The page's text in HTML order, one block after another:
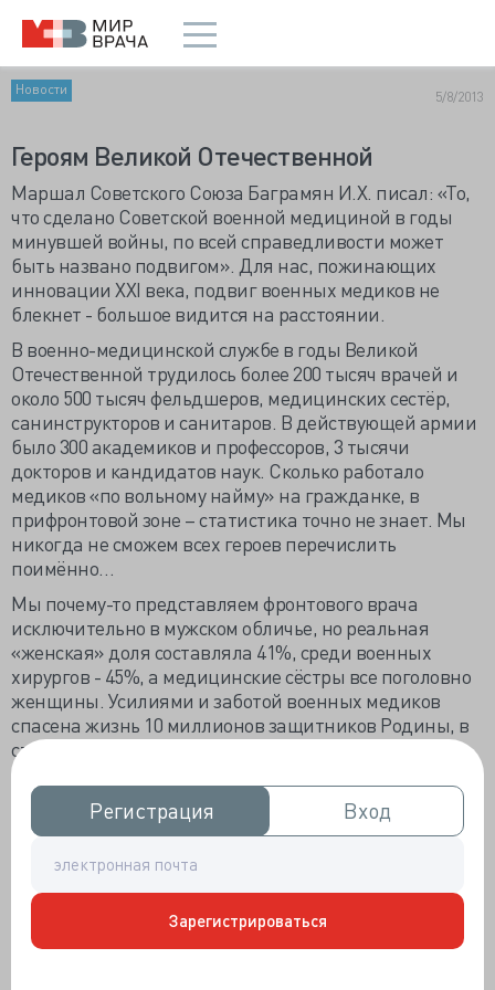
Регистрация
Регистрация Вход
Вход
Зарегистрироваться
Новости 5/8/2013
Героям Великой Отечественной
Маршал Советского Союза Баграмян И.Х. писал: «То,
что сделано Советской военной медициной в годы
минувшей войны, по всей справедливости может
быть названо подвигом». Для нас, пожинающих
инновации ХХI века, подвиг военных медиков не
блекнет - большое видится на расстоянии.
В военно-медицинской службе в годы Великой
Отечественной трудилось более 200 тысяч врачей и
около 500 тысяч фельдшеров, медицинских сестёр,
санинструкторов и санитаров. В действующей армии
было 300 академиков и профессоров, 3 тысячи
докторов и кандидатов наук. Сколько работало
медиков «по вольному найму» на гражданке, в
прифронтовой зоне – статистика точно не знает. Мы
никогда не сможем всех героев перечислить
поимённо…
Мы почему-то представляем фронтового врача
исключительно в мужском обличье, но реальная
«женская» доля составляла 41%, среди военных
хирургов - 45%, а медицинские сёстры все поголовно
женщины. Усилиями и заботой военных медиков
спасена жизнь 10 миллионов защитников Родины, в
строй вернулись 72,3% пострадавших в боях и 90,6%
больных воинов. Мы никогда не испытаем такой
тяжелейший многолетний труд...
Боевые потери медицинского корпуса подсчитаны
скрупулёзно: 210 602 человека, из них безвозвратно –
84 793 человека. Смертность медработников была на
втором месте после стрелковых войск, потери на поле
боя или вблизи него составили 88,2% от общего числа,
санитаров-носильщиков погибло 60%. Мы никогда не